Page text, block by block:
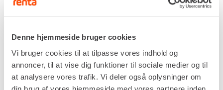
Denne hjemmeside bruger cookies
Vi bruger cookies til at tilpasse vores indhold og
annoncer, til at vise dig funktioner til sociale medier og til
at analysere vores trafik. Vi deler også oplysninger om
Den største fordel ved DPU 130Le er dens
avancerede fjernbetjening, som har en rækkevidde
styre maskinen sikkert på afstand, hvilket
minimerer vibrationseksponering og øger
sikkerheden markant – især ved arbejde på ujævne
flader, i render eller tæt på forhindringer.